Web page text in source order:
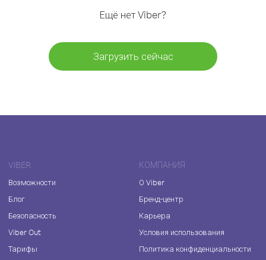
Ещё нет Viber?
Загрузить сейчас
VIBER
Возможности
Блог
Безопасность
Viber Out
Тарифы
КОМПАНИЯ
О Viber
Бренд-центр
Карьера
Условия использования
Политика конфиденциальности